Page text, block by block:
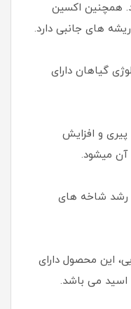
همچنین اکسین
های جانبی دارد.
گیاهان دارای
پیری و افزایش
آن میشود.
رشد شاخه های
این محصول دارای
اسید می باشد.